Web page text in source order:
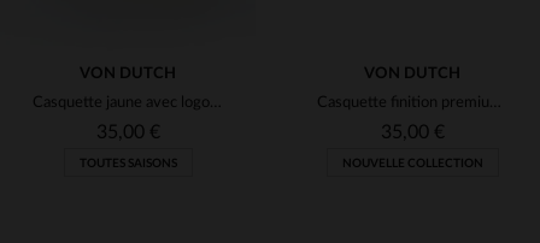
VON DUTCH
Casquette jaune avec logo blanc
35,00 €
TOUTES SAISONS
VON DUTCH
Casquette finition premium avec broderie Hot Rod
35,00 €
NOUVELLE COLLECTION